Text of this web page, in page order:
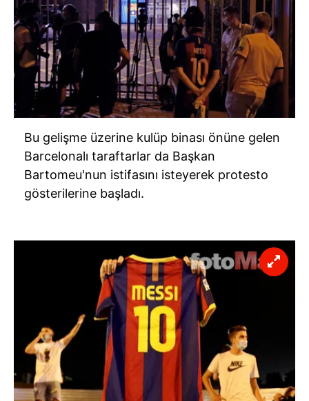
Bu gelişme üzerine kulüp binası önüne gelen
Barcelonalı taraftarlar da Başkan
Bartomeu'nun istifasını isteyerek protesto
gösterilerine başladı.